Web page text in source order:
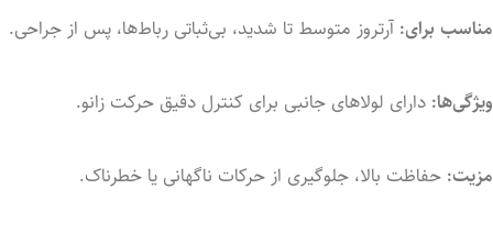
مناسب برای: آرتروز متوسط تا شدید، بی‌ثباتی رباط‌ها، پس از جراحی.
ویژگی‌ها: دارای لولاهای جانبی برای کنترل دقیق حرکت زانو.
مزیت: حفاظت بالا، جلوگیری از حرکات ناگهانی یا خطرناک.